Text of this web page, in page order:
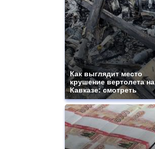
Как выглядит место
крушение вертолета на
Кавказе: смотреть